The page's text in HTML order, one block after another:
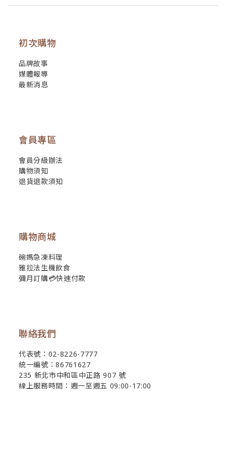
初次購物
品牌故事
媒體報導
最新消息
會員專區
會員分級辦法
購物須知
退貨退款須知
購物商城
碗媽急凍料理
雅拉法生機飲食
彌月訂購💳快速付款
聯絡我們
代表號：02-8226-7777
統一編號：86761627
235 新北市中和區中正路 907 號
線上服務時間：週一至週五 09:00-17:00